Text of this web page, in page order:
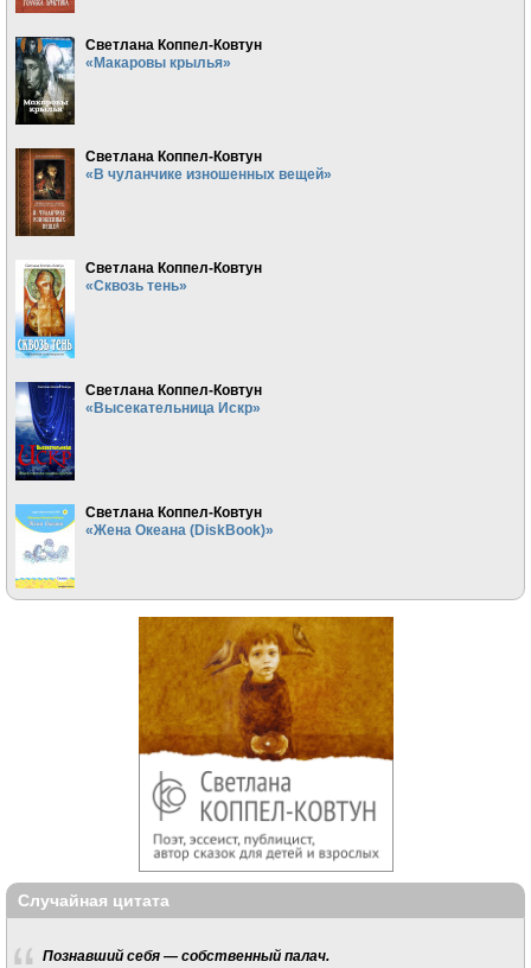
Светлана Коппел-Ковтун
«Макаровы крылья»
Светлана Коппел-Ковтун
«В чуланчике изношенных вещей»
Светлана Коппел-Ковтун
«Сквозь тень»
Светлана Коппел-Ковтун
«Высекательница Искр»
Светлана Коппел-Ковтун
«Жена Океана (DiskBook)»
Случайная цитата
Познавший себя — собственный палач.